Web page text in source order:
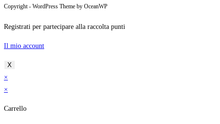
Copyright - WordPress Theme by OceanWP
Registrati per partecipare alla raccolta punti
Il mio account
X
×
×
Carrello